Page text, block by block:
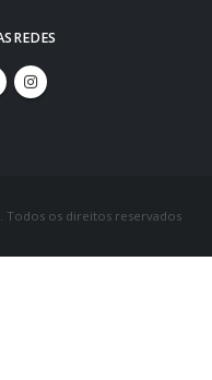
REDES
Todos os direitos reservados